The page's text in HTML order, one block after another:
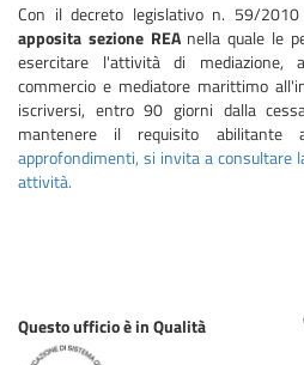
Con il decreto legislativo n. 59/
apposita sezione REA nella quale le
esercitare l'attività di mediazione,
commercio e mediatore marittimo
iscriversi, entro 90 giorni dalla
mantenere il requisito abilitante
approfondimenti, si invita a consultare
attività.
Questo ufficio è in Qualità